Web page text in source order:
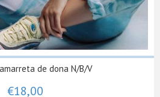
de dona N/B/V
€18,00